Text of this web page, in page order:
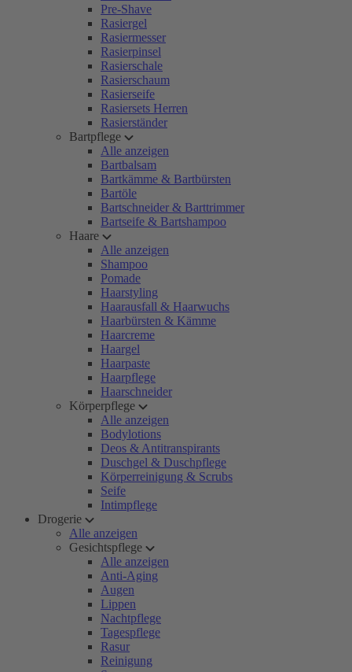
Pre-Shave
Rasiergel
Rasiermesser
Rasierpinsel
Rasierschale
Rasierschaum
Rasierseife
Rasiersets Herren
Rasierständer
Bartpflege
Alle anzeigen
Bartbalsam
Bartkämme & Bartbürsten
Bartöle
Bartschneider & Barttrimmer
Bartseife & Bartshampoo
Haare
Alle anzeigen
Shampoo
Pomade
Haarstyling
Haarausfall & Haarwuchs
Haarbürsten & Kämme
Haarcreme
Haargel
Haarpaste
Haarpflege
Haarschneider
Körperpflege
Alle anzeigen
Bodylotions
Deos & Antitranspirants
Duschgel & Duschpflege
Körperreinigung & Scrubs
Seife
Intimpflege
Drogerie
Alle anzeigen
Gesichtspflege
Alle anzeigen
Anti-Aging
Augen
Lippen
Nachtpflege
Tagespflege
Rasur
Reinigung